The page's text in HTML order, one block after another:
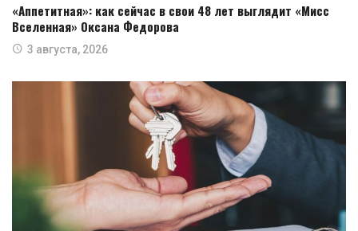
«Аппетитная»: как сейчас в свои 48 лет выглядит «Мисс
Вселенная» Оксана Федорова
3 августа, 2026